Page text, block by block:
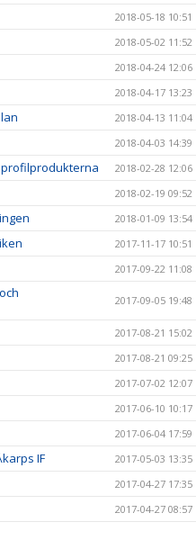
2018-05-18 10:51
2018-05-02 11:52
2018-04-24 12:06
2018-04-17 13:23
2018-04-13 11:04
2018-04-03 14:39
profilprodukterna 2018-02-28 12:06
2018-02-19 09:52
2018-01-09 13:54
2017-11-17 10:51
2017-09-22 11:08
2017-09-05 19:48
2017-08-21 15:02
2017-08-21 09:25
2017-07-02 12:07
2017-06-10 10:17
2017-06-04 17:59
IF
2017-05-03 13:35
2017-04-27 17:35
2017-04-27 08:57